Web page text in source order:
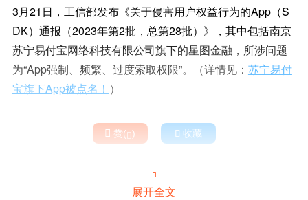
3月21日，工信部发布《关于侵害用户权益行为的App（S
DK）通报（2023年第2批，总第28批）》，其中包括南京
苏宁易付宝网络科技有限公司旗下的星图金融，所涉问题
为“App强制、频繁、过度索取权限”。（详情见： 苏宁易付
宝旗下App被点名！ ）
 赞()  收藏

展开全文